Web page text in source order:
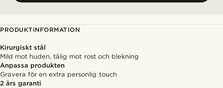
PRODUKTINFORMATION
Kirurgiskt stål
Mild mot huden, tålig mot rost och blekning
Anpassa produkten
Gravera för en extra personlig touch
2 års garanti